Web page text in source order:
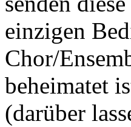
einzigen
Chor/
beheimatet
(darüber